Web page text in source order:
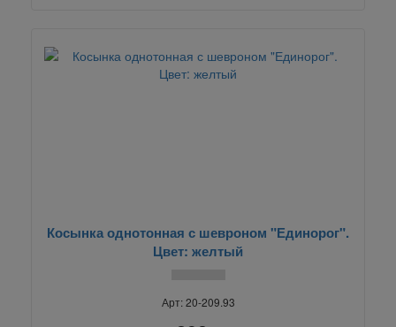
Косынка однотонная с шевроном "Единорог".
Цвет: желтый
Арт: 20-209.93